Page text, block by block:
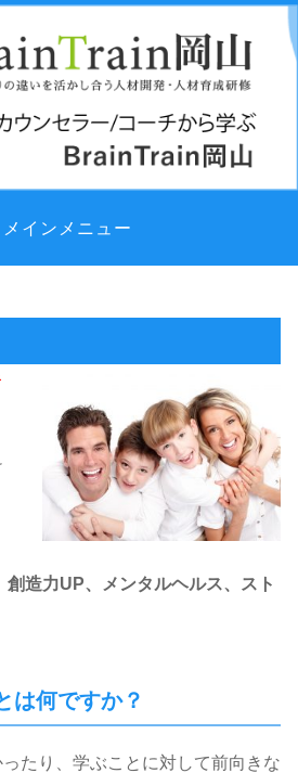
メインメニュー
造力UP、メンタルヘルス、スト
は何ですか？
たり、学ぶことに対して前向きな